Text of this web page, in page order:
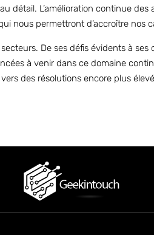
détail. L’amélioration continue
nous permettront d’accroître nos
De ses défis évidents à
à venir dans ce domaine
des résolutions encore plus